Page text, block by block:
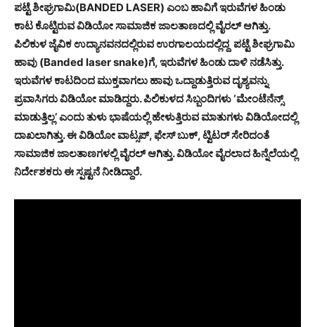
ಪಟ್ಟೆ ಶೀಘ್ರಗಾಮಿ(BANDED LASER) ಎಂಬ ಹಾವಿಗೆ ಇರುವೆಗಳ ಹಿಂಡು
ಕಾಟ ಕೊಟ್ಟಿರುವ ವಿಡಿಯೋ ಸಾಮಾಜಿಕ ಜಾಲತಾಣದಲ್ಲಿ ವೈರಲ್ ಆಗಿತ್ತು.
ಪಿಲಿಕುಳ ಜೈವಿಕ ಉದ್ಯಾನವನದಲ್ಲಿರುವ ಉರಗಾಲಯದಲ್ಲಿದ್ದ ಪಟ್ಟೆ ಶೀಘ್ರಗಾಮಿ
ಹಾವು (Banded laser snake)ಗೆ, ಇರುವೆಗಳ ಹಿಂಡು ದಾಳಿ ನಡೆಸಿತ್ತು.
ಇರುವೆಗಳ ಕಾಟದಿಂದ ಮುಕ್ತವಾಗಲು ಹಾವು ಒದ್ದಾಡುತ್ತಿರುವ ದೃಶ್ಯವನ್ನು
ಪ್ರವಾಸಿಗರು ವಿಡಿಯೋ ಮಾಡಿದ್ದರು. ಪಿಲಿಕುಳದ ಸಿಬ್ಬಂದಿಗಳು ‘ಮೇಂಟೆನೆನ್ಸ್
ಮಾಡುತ್ತಿಲ್ಲ’ ಎಂದು ತುಳು ಭಾಷೆಯಲ್ಲಿ ಹೇಳುತ್ತಿರುವ ಮಾತುಗಳು ವಿಡಿಯೋದಲ್ಲಿ
ದಾಖಲಾಗಿತ್ತು. ಈ ವಿಡಿಯೋ ವಾಟ್ಸಪ್, ಫೇಸ್ ಬುಕ್, ಟ್ವಿಟರ್ ಸೇರಿದಂತೆ
ಸಾಮಾಜಿಕ ಜಾಲತಾಣಗಳಲ್ಲಿ ವೈರಲ್ ಆಗಿತ್ತು.‌ ವಿಡಿಯೋ ವೈರಲಾದ ಹಿನ್ನೆಲೆಯಲ್ಲಿ
ನಿರ್ದೇಶಕರು ಈ ಸ್ಪಷ್ಟನೆ ನೀಡಿದ್ದಾರೆ.